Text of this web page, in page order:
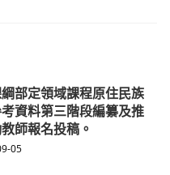
部定領域課程原住民族
資料第三階段編纂及推
師報名投稿。
05